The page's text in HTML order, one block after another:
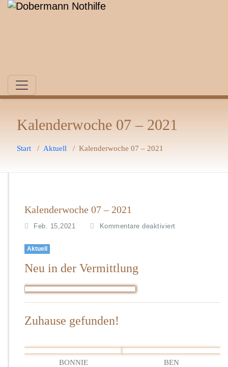
Zum
Kalenderwoche 07 – 2021
Start / Aktuell / Kalenderwoche 07 – 2021
Kalenderwoche 07 – 2021
Feb. 15,2021 Kommentare deaktiviert
Aktuell
Neu in der Vermittlung
Zuhause gefunden!
BONNIE BEN